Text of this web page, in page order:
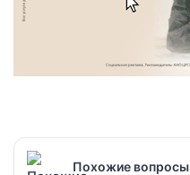
Похожие вопросы